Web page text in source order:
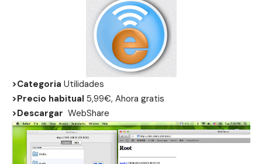
>Categoria Utilidades
>Precio habitual 5,99€, Ahora gratis
>Descargar WebShare